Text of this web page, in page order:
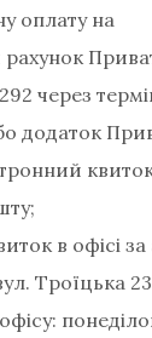
оплату на
через
додаток
в офісі
Троїцька